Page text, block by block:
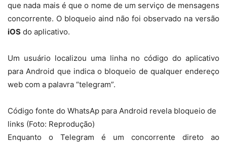
que nada mais é que o nome de um serviço de mensagens
concorrente. O bloqueio aind não foi observado na versão
iOS do aplicativo.
Um usuário localizou uma linha no código do aplicativo
para Android que indica o bloqueio de qualquer endereço
web com a palavra “telegram”.
Código fonte do WhatsAp para Android revela bloqueio de
links (Foto: Reprodução)
Enquanto o Telegram é um concorrente direto ao